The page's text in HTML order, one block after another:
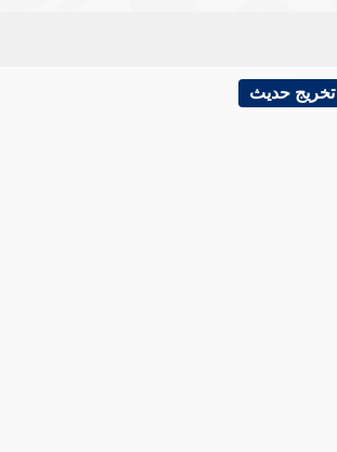
تخريج حديث